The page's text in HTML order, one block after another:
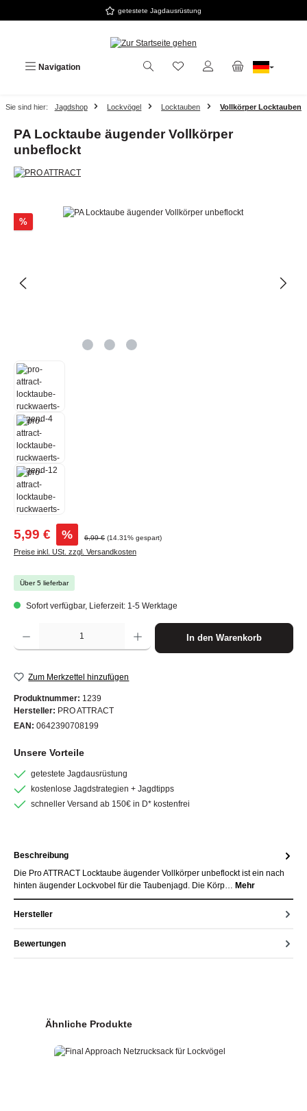
getestete Jagdausrüstung
Navigation
Sie sind hier: Jagdshop Lockvögel Locktauben Vollkörper Locktauben
PA Locktaube äugender Vollkörper
unbeflockt
Bildergalerie überspringen
%Rabatt
Verkaufspreis:
5,99 € % Regulärer Preis:
6,99 € (14.31% gespart)
Preise inkl. USt. zzgl. Versandkosten
Über 5 lieferbar
Sofort verfügbar, Lieferzeit: 1-5 Werktage
Produkt Anzahl: Gib den gewünschten Wert ein oder benutze die Schaltflächen um die
In den Warenkorb
Zum Merkzettel hinzufügen
Produktnummer: 1239
Hersteller: PRO ATTRACT
EAN: 0642390708199
Unsere Vorteile
getestete Jagdausrüstung
kostenlose Jagdstrategien + Jagdtipps
schneller Versand ab 150€ in D* kostenfrei
Beschreibung
Die Pro ATTRACT Locktaube äugender Vollkörper unbeflockt ist ein nach
hinten äugender Lockvobel für die Taubenjagd. Die Körp… Mehr
Hersteller
Bewertungen
Produktgalerie überspringen
Ähnliche Produkte